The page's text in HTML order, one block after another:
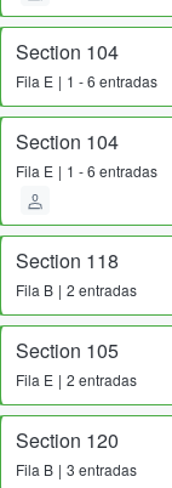
Section 104
Fila E 1 - 6 entradas
Section 104
Fila E 1 - 6 entradas
Section 118
Fila B 2 entradas
Section 105
Fila E 2 entradas
Section 120
Fila B 3 entradas